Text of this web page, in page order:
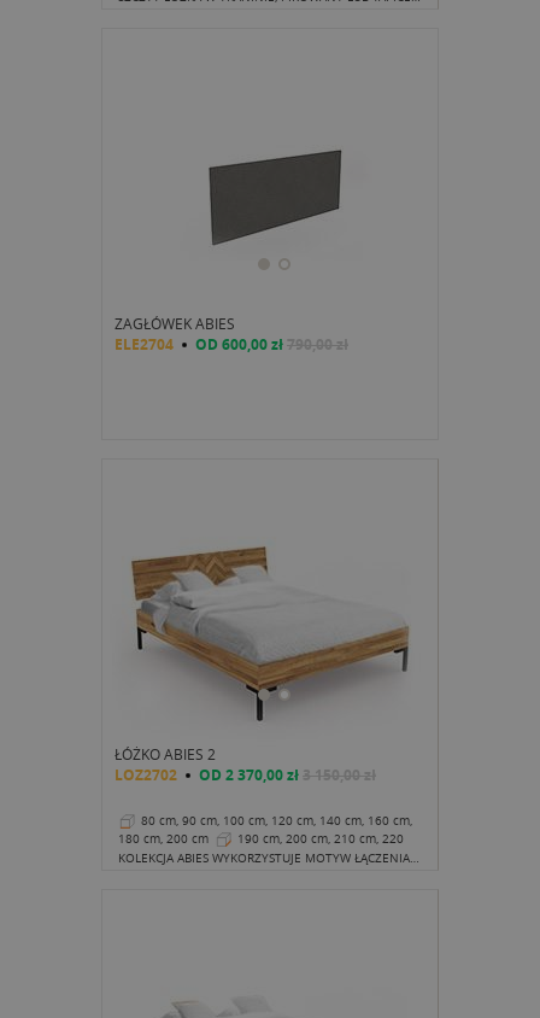
ZAGŁÓWEK ABIES
ELE2704 OD 600,00 zł790,00 zł
ŁÓŻKO ABIES 2
LOZ2702 OD 2 370,00 zł3 150,00 zł
80 cm, 90 cm, 100 cm, 120 cm, 140 cm, 160 cm,
180 cm, 200 cm
190 cm, 200 cm, 210 cm, 220
cm
38 cm KOLEKCJA ABIES WYKORZYSTUJE MOTYW ŁĄCZENIA DREWNA W TZW. JODEŁKĘ. ABY DOPASOWAĆ ŁÓŻKO DO INNYCH MEBLI Z TEJ SERII, PROJEKTANCI DOŁOŻYLI TAKI WŁĄŚNIE MOTYW TWORZĄC ZAGŁÓWEK.